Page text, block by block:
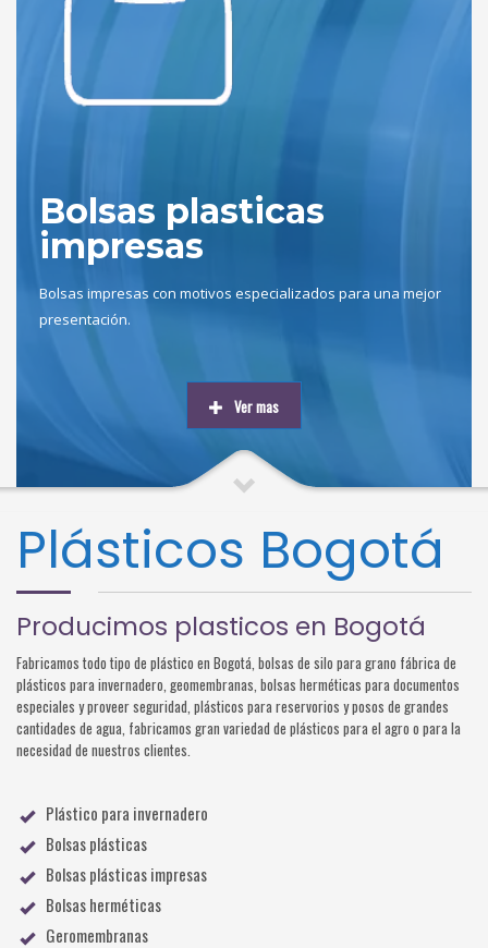
Bolsas plasticas
impresas
Bolsas impresas con motivos especializados para una mejor
presentación.
Ver mas
Plásticos Bogotá
Producimos plasticos en Bogotá
Fabricamos todo tipo de plástico en Bogotá, bolsas de silo para grano fábrica de
plásticos para invernadero, geomembranas, bolsas herméticas para documentos
especiales y proveer seguridad, plásticos para reservorios y posos de grandes
cantidades de agua, fabricamos gran variedad de plásticos para el agro o para la
necesidad de nuestros clientes.
Plástico para invernadero
Bolsas plásticas
Bolsas plásticas impresas
Bolsas herméticas
Geromembranas